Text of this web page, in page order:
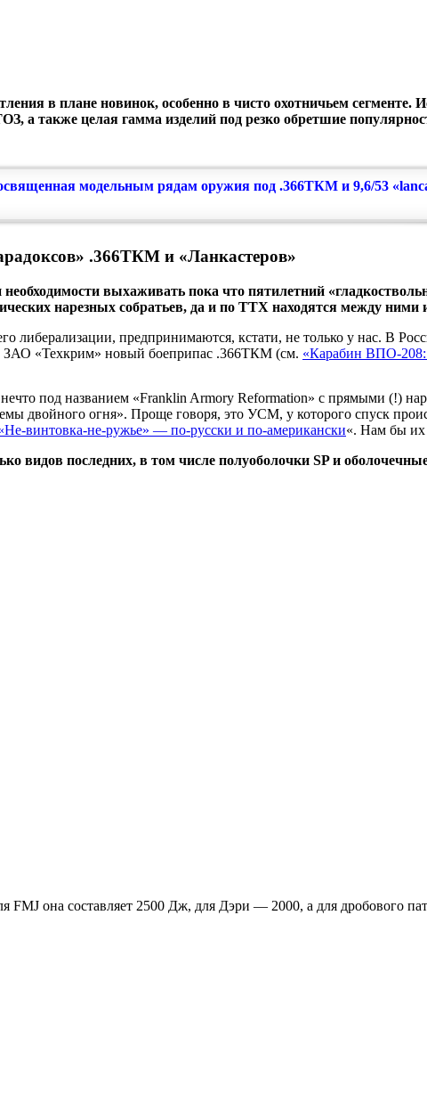
в плане новинок, особенно в чисто охотничьем сегменте.
а также целая гамма изделий под резко обретшие
модельным рядам оружия под .366ТКМ и 9,6/53
.366ТКМ и «Ланкастеров»
выхаживать пока что пятилетний
нарезных собратьев, да и по ТТХ находятся между
либерализации, предпринимаются, кстати, не только у нас. В
ЗАО «Техкрим» новый боеприпас .366ТКМ (см. «Карабин ВПО-208:
под названием «Franklin Armory Reformation» с прямыми (!)
двойного огня». Проще говоря, это УСМ, у которого спуск
винтовка-не-ружье» — по-русски и по-американски«. Нам бы
видов последних, в том числе полуоболочки SP и
FMJ она составляет 2500 Дж, для Дэри — 2000, а для дробового